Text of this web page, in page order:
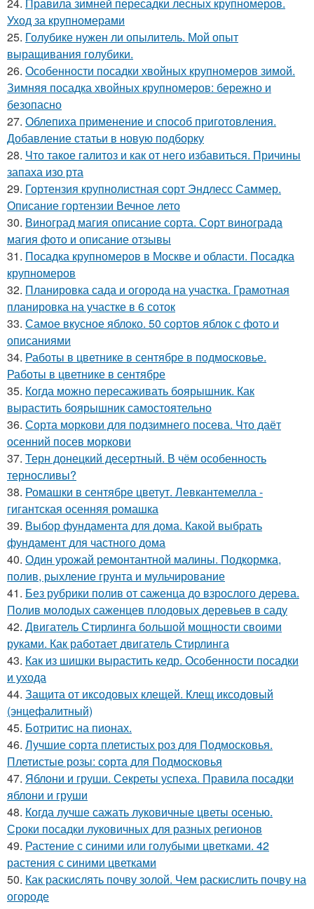
Уход за крупномерами
25. Голубике нужен ли опылитель. Мой опыт
выращивания голубики.
26. Особенности посадки хвойных крупномеров зимой.
Зимняя посадка хвойных крупномеров: бережно и
безопасно
27. Облепиха применение и способ приготовления.
Добавление статьи в новую подборку
28. Что такое галитоз и как от него избавиться. Причины
запаха изо рта
29. Гортензия крупнолистная сорт Эндлесс Саммер.
Описание гортензии Вечное лето
30. Виноград магия описание сорта. Сорт винограда
магия фото и описание отзывы
31. Посадка крупномеров в Москве и области. Посадка
крупномеров
32. Планировка сада и огорода на участка. Грамотная
планировка на участке в 6 соток
33. Самое вкусное яблоко. 50 сортов яблок с фото и
описаниями
34. Работы в цветнике в сентябре в подмосковье.
Работы в цветнике в сентябре
35. Когда можно пересаживать боярышник. Как
вырастить боярышник самостоятельно
36. Сорта моркови для подзимнего посева. Что даёт
осенний посев моркови
37. Терн донецкий десертный. В чём особенность
терносливы?
38. Ромашки в сентябре цветут. Левкантемелла -
гигантская осенняя ромашка
39. Выбор фундамента для дома. Какой выбрать
фундамент для частного дома
40. Один урожай ремонтантной малины. Подкормка,
полив, рыхление грунта и мульчирование
41. Без рубрики полив от саженца до взрослого дерева.
Полив молодых саженцев плодовых деревьев в саду
42. Двигатель Стирлинга большой мощности своими
руками. Как работает двигатель Стирлинга
43. Как из шишки вырастить кедр. Особенности посадки
и ухода
44. Защита от иксодовых клещей. Клещ иксодовый
(энцефалитный)
45. Ботритис на пионах.
46. Лучшие сорта плетистых роз для Подмосковья.
Плетистые розы: сорта для Подмосковья
47. Яблони и груши. Секреты успеха. Правила посадки
яблони и груши
48. Когда лучше сажать луковичные цветы осенью.
Сроки посадки луковичных для разных регионов
49. Растение с синими или голубыми цветками. 42
растения с синими цветками
50. Как раскислять почву золой. Чем раскислить почву на
огороде